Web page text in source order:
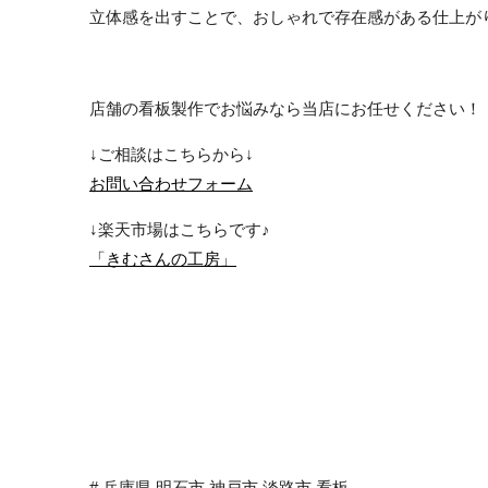
立体感を出すことで、おしゃれで存在感がある仕上が
店舗の看板製作でお悩みなら当店にお任せください！
↓ご相談はこちらから↓
お問い合わせフォーム
↓楽天市場はこちらです♪
「きむさんの工房」